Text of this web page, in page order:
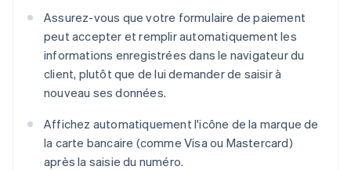
Assurez-vous que votre formulaire de paiement
peut accepter et remplir automatiquement les
informations enregistrées dans le navigateur du
client, plutôt que de lui demander de saisir à
nouveau ses données.
Affichez automatiquement l'icône de la marque de
la carte bancaire (comme Visa ou Mastercard)
après la saisie du numéro.